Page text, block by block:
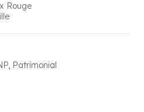
Rouge
Patrimonial